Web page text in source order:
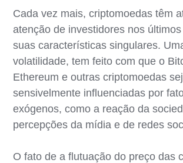
Cada vez mais, criptomoedas têm
atenção de investidores nos
suas características singulares.
volatilidade, tem feito com que o
Ethereum e outras criptomoedas
sensivelmente influenciadas por
exógenos, como a reação da
percepções da mídia e de redes
O fato de a flutuação do preço das